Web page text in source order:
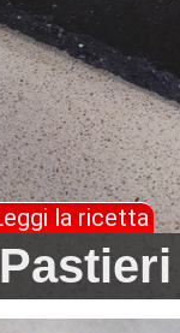
la ricetta